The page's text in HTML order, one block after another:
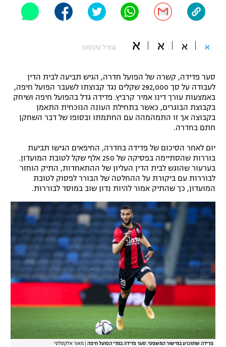
"מחצית בשכונה" – פודקאסט
משתתפים וזוכים בפרסים
תקנון משתתפים וזוכים בפרסים
תקנון עבור פעילות אלקטרה
תקנון עבור פעילות ספורט 1 – "מרלן"
טניס
גיימינג E-Sports
תנאי שימוש
מדיניות פרטיות
תקנון פעילות ספורט 1
רשיון להקרנה פומבית לבית עסק
הצטרפות לחבילת הערוצים
לוח דרושים – ג'ובנט
המגזין
אופניים
ספורט מוטורי
פוטבול אמריקאי NFL
בייסבול MLB
ספורט אתגרי ואקסטרים
אומנויות לחימה
גיימינג E-Sports
א א א א (גודל טקסט)
סער פדידה, קשרה של הפועל חדרה, הגיש תביעה לבית הדין
לעבודה על סך 292,000 שקלים נגד קבוצתו לשעבר הפועל חיפה,
באמצעות עורך דינו אמיר קרביץ. פדידה גדל בהפועל חיפה ושיחק
בקבוצת הבוגרים, כאשר בתחילת העונה הנוכחית התאמן
בקבוצה אך זו התמהמהה עם החתמתו ובסופו של דבר השחקן
חתם בחדרה.
יום לאחר הסיכום של פדידה בחדרה, החיפאים הגישו תביעת
בוררות שהסתיימה בפסיקה של 250 אלף שקל לטובת המועדון.
בערעור שהוגש לבית הדין העליון של ההתאחדות, התיק הוחזר
לבוררות עם ביקורת על ההחלטה של הבורר לפסוק לטובת
המועדון, כך שהתיק אמור להיות נדון שוב במוסד לבוררות.
פרידה שתוכרע במישור המשפטי. סער פדידה במדי הפועל חיפה מאור אלקסלסי